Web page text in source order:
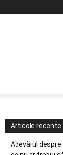
Articole recente
Adevărul despre